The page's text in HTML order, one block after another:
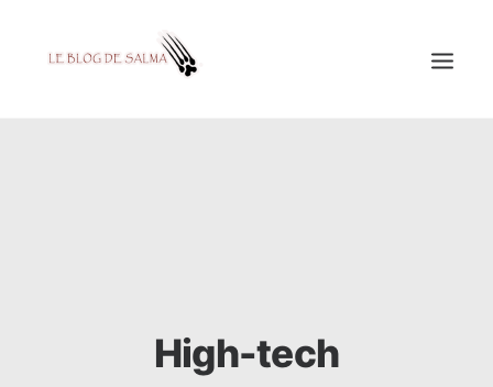
TESTÉ POUR VOUSHigh-tech